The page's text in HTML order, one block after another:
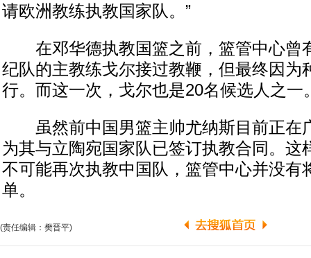
请欧洲教练执教国家队。”
在邓华德执教国篮之前，篮管中心曾
纪队的主教练戈尔接过教鞭，但最终因为
行。而这一次，戈尔也是20名候选人之一
虽然前中国男篮主帅尤纳斯目前正在
为其与立陶宛国家队已签订执教合同。这
不可能再次执教中国队，篮管中心并没有
单。
(责任编辑：樊晋平)